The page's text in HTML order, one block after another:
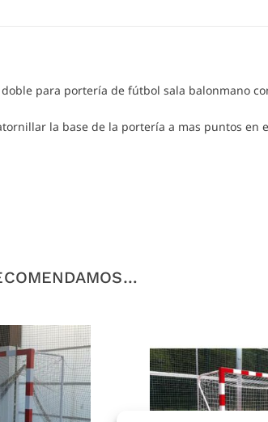
para portería de fútbol sala balonmano
la base de la portería a mas puntos en